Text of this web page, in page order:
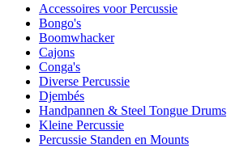
Accessoires voor Percussie
Bongo's
Boomwhacker
Cajons
Conga's
Diverse Percussie
Djembés
Handpannen & Steel Tongue Drums
Kleine Percussie
Percussie Standen en Mounts